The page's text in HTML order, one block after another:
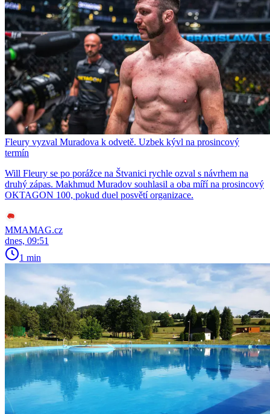
Fleury vyzval Muradova k odvetě. Uzbek kývl na prosincový
termín
Will Fleury se po porážce na Štvanici rychle ozval s návrhem na
druhý zápas. Makhmud Muradov souhlasil a oba míří na prosincový
OKTAGON 100, pokud duel posvětí organizace.
MMAMAG.cz
dnes, 09:51
1 min